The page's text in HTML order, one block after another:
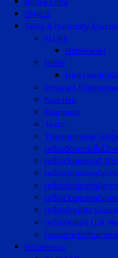
OHAUS
Temp & Humidity,
FLUKE
Multimeter
HIOKI
Hioki แคลมป์มิ
Infrared
Kyoritsu
Memmert
Testo
Thermometer (เค
เครื่องวัดความชื้นไ
เครื่องวัดอุณหภูมิ ดิจิ
เครื่องวัดอุณหภูมิคว
เครื่องวัดอุณหภูมิอาห
เครื่องวัดอุณหภูมิแบ
เครื่องวัดเสียง
เครื่องวัดแสง LUX
โพรบสำหรับวัดอุณห
Volumetric